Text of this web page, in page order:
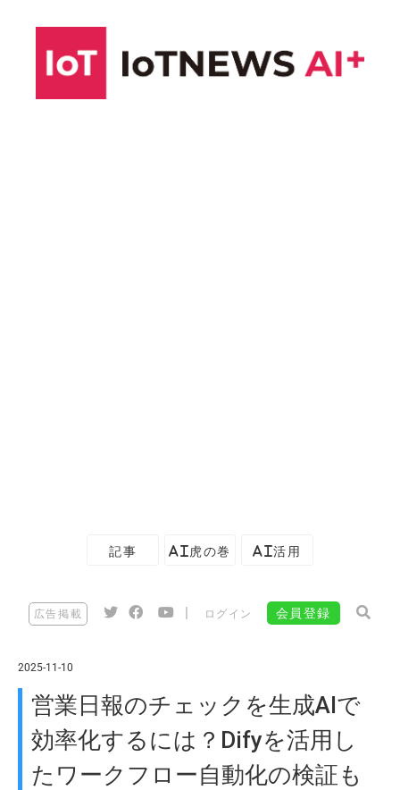
記事 AI虎の巻 AI活用
広告掲載 ログイン 会員登録
2025-11-10
営業日報のチェックを生成AIで
効率化するには？Difyを活用し
たワークフロー自動化の検証も